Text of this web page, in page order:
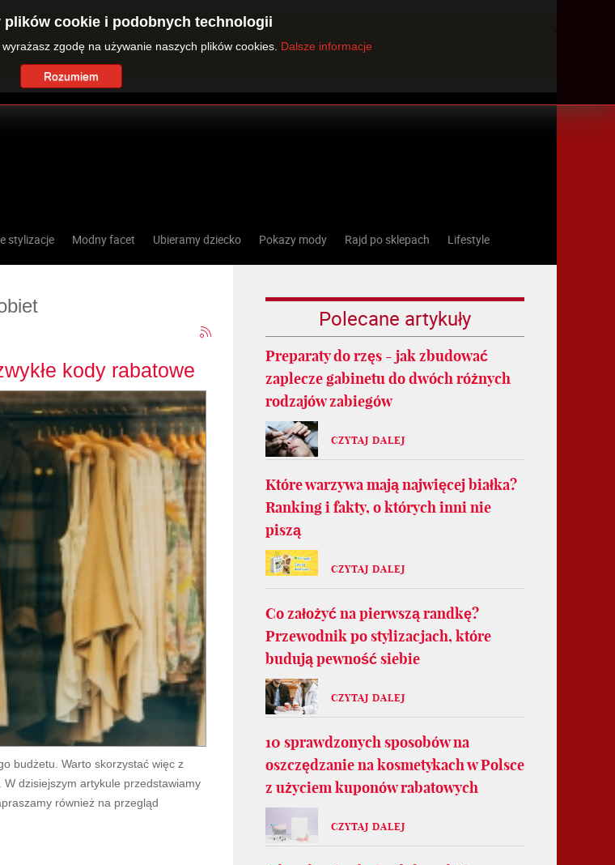
stylizacje Modny facet Ubieramy dziecko Pokazy mody Rajd po sklepach Lifestyle
kody rabatowe
budżetu. Warto skorzystać więc z
dzisiejszym artykule przedstawiamy
również na przegląd
Polecane artykuły
Preparaty do rzęs - jak zbudować
zaplecze gabinetu do dwóch różnych
rodzajów zabiegów
CZYTAJ DALEJ
Które warzywa mają najwięcej białka?
Ranking i fakty, o których inni nie
piszą
CZYTAJ DALEJ
Co założyć na pierwszą randkę?
Przewodnik po stylizacjach, które
budują pewność siebie
CZYTAJ DALEJ
10 sprawdzonych sposobów na
oszczędzanie na kosmetykach w Polsce
z użyciem kuponów rabatowych
CZYTAJ DALEJ
plików cookie i podobnych technologii
zgodę na używanie naszych plików cookies. Dalsze informacje
Rozumiem